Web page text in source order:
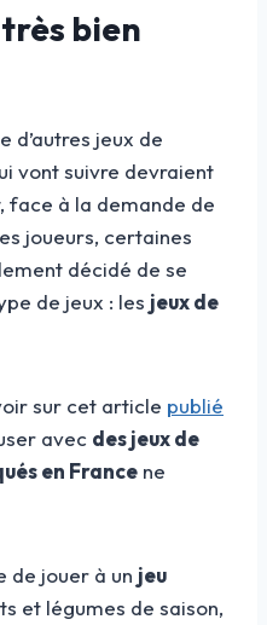
bien
d’autres jeux de
vont suivre devraient
face à la demande de
joueurs, certaines
décidé de se
de jeux : les jeux de
sur cet article publié
avec des jeux de
en France ne
de jouer à un jeu
et légumes de saison,